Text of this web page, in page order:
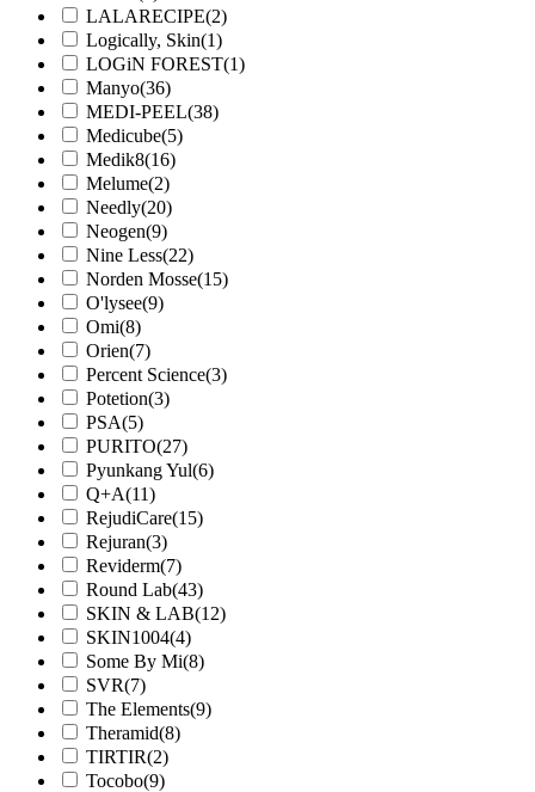
LALARECIPE(2)
Logically, Skin(1)
LOGiN FOREST(1)
Manyo(36)
MEDI-PEEL(38)
Medicube(5)
Medik8(16)
Melume(2)
Needly(20)
Neogen(9)
Nine Less(22)
Norden Mosse(15)
O'lysee(9)
Omi(8)
Orien(7)
Percent Science(3)
Potetion(3)
PSA(5)
PURITO(27)
Pyunkang Yul(6)
Q+A(11)
RejudiCare(15)
Rejuran(3)
Reviderm(7)
Round Lab(43)
SKIN & LAB(12)
SKIN1004(4)
Some By Mi(8)
SVR(7)
The Elements(9)
Theramid(8)
TIRTIR(2)
Tocobo(9)